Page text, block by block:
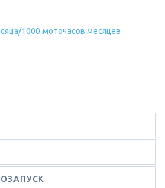
1000 моточасов месяцев